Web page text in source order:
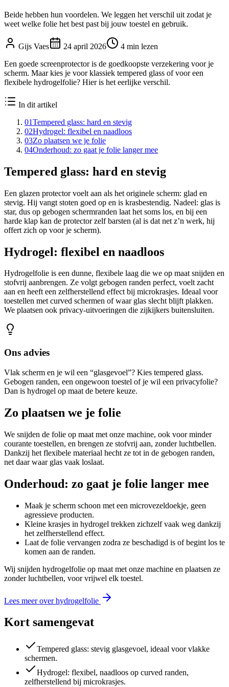
Beide hebben hun voordelen. We leggen het verschil uit zodat je
weet welke folie het best past bij jouw toestel en gebruik.
Gijs Vaes 24 april 2026 4 min lezen
Een goede screenprotector is de goedkoopste verzekering voor je
scherm. Maar kies je voor klassiek tempered glass of voor een
flexibele hydrogelfolie? Hier is het eerlijke verschil.
In dit artikel
01Tempered glass: hard en stevig
02Hydrogel: flexibel en naadloos
03Zo plaatsen we je folie
04Onderhoud: zo gaat je folie langer mee
Tempered glass: hard en stevig
Een glazen protector voelt aan als het originele scherm: glad en
stevig. Hij vangt stoten goed op en is krasbestendig. Nadeel: glas is
star, dus op gebogen schermranden laat het soms los, en bij een
harde klap kan de protector zelf barsten (al is dat net z’n werk, hij
offert zich op voor je scherm).
Hydrogel: flexibel en naadloos
Hydrogelfolie is een dunne, flexibele laag die we op maat snijden en
stofvrij aanbrengen. Ze volgt gebogen randen perfect, voelt zacht
aan en heeft een zelfherstellend effect bij microkrasjes. Ideaal voor
toestellen met curved schermen of waar glas slecht blijft plakken.
We plaatsen ook privacy-uitvoeringen die zijkijkers buitensluiten.
Ons advies
Vlak scherm en je wil een “glasgevoel”? Kies tempered glass.
Gebogen randen, een ongewoon toestel of je wil een privacyfolie?
Dan is hydrogel op maat de betere keuze.
Zo plaatsen we je folie
We snijden de folie op maat met onze machine, ook voor minder
courante toestellen, en brengen ze stofvrij aan, zonder luchtbellen.
Dankzij het flexibele materiaal hecht ze tot in de gebogen randen,
net daar waar glas vaak loslaat.
Onderhoud: zo gaat je folie langer mee
Maak je scherm schoon met een microvezeldoekje, geen
agressieve producten.
Kleine krasjes in hydrogel trekken zichzelf vaak weg dankzij
het zelfherstellend effect.
Laat de folie vervangen zodra ze beschadigd is of begint los te
komen aan de randen.
Wij snijden hydrogelfolie op maat met onze machine en plaatsen ze
zonder luchtbellen, voor vrijwel elk toestel.
Lees meer over hydrogelfolie
Kort samengevat
Tempered glass: stevig glasgevoel, ideaal voor vlakke
schermen.
Hydrogel: flexibel, naadloos op curved randen,
zelfherstellend bij microkrasjes.